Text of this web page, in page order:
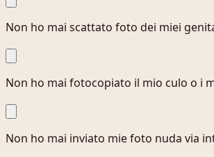
Non ho mai scattato foto dei miei
Non ho mai fotocopiato il mio culo o i
Non ho mai inviato mie foto nuda via